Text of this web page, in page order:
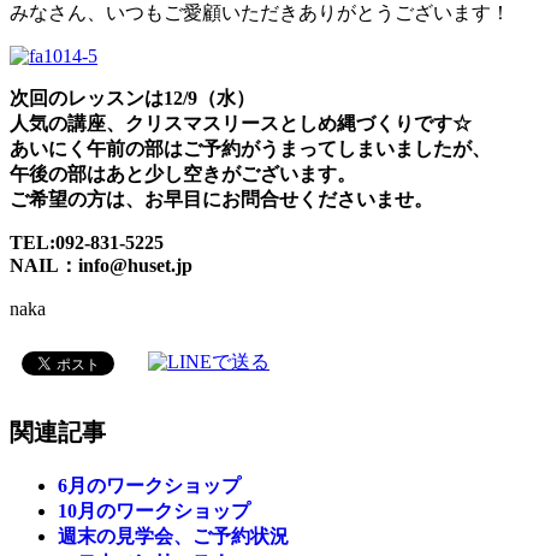
みなさん、いつもご愛顧いただきありがとうございます！
次回のレッスンは12/9（水）
人気の講座、クリスマスリースとしめ縄づくりです☆
あいにく午前の部はご予約がうまってしまいましたが、
午後の部はあと少し空きがございます。
ご希望の方は、お早目にお問合せくださいませ。
TEL:092-831-5225
NAIL：info@huset.jp
naka
関連記事
6月のワークショップ
10月のワークショップ
週末の見学会、ご予約状況